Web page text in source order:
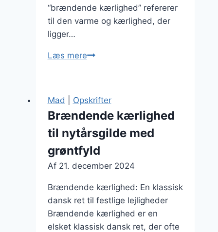
“brændende kærlighed” refererer
til den varme og kærlighed, der
ligger…
Læs mereBrændende
med
grøntsager
Mad Opskrifter
Brændende kærlighed
til nytårsgilde med
grøntfyld
Af 21. december 2024
Brændende kærlighed: En klassisk
dansk ret til festlige lejligheder
Brændende kærlighed er en
elsket klassisk dansk ret, der ofte